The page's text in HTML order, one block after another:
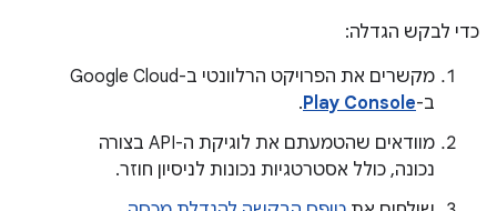
כדי לבקש הגדלה:
מקשרים את הפרויקט הרלוונטי ב-Google Cloud
ב-Play Console
.
מוודאים שהטמעתם את לוגיקת ה-API בצורה
נכונה, כולל אסטרטגיות נכונות לניסיון חוזר.